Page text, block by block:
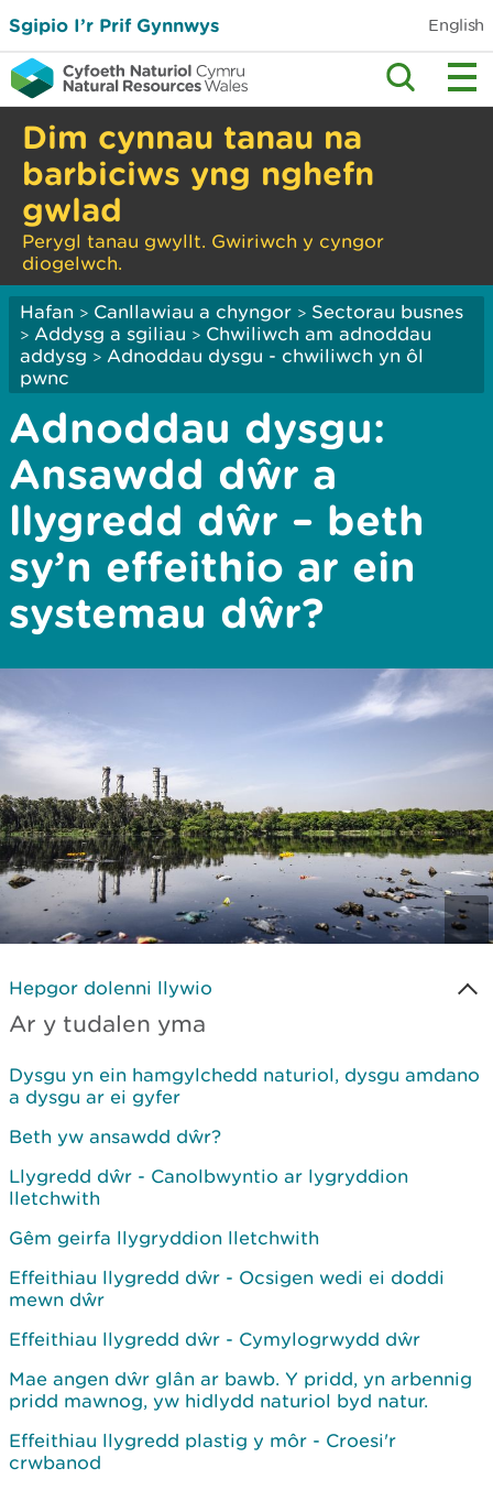
Sgipio I’r Prif Gynnwys English
Dim cynnau tanau na
barbiciws yng nghefn
gwlad
Perygl tanau gwyllt. Gwiriwch y cyngor
diogelwch.
Hafan > Canllawiau a chyngor > Sectorau busnes
> Addysg a sgiliau > Chwiliwch am adnoddau
addysg > Adnoddau dysgu - chwiliwch yn ôl
pwnc
Adnoddau dysgu:
Ansawdd dŵr a
llygredd dŵr – beth
sy’n effeithio ar ein
systemau dŵr?
Hepgor dolenni llywio
Ar y tudalen yma
Dysgu yn ein hamgylchedd naturiol, dysgu amdano
a dysgu ar ei gyfer
Beth yw ansawdd dŵr?
Llygredd dŵr - Canolbwyntio ar lygryddion
lletchwith
Gêm geirfa llygryddion lletchwith
Effeithiau llygredd dŵr - Ocsigen wedi ei doddi
mewn dŵr
Effeithiau llygredd dŵr - Cymylogrwydd dŵr
Mae angen dŵr glân ar bawb. Y pridd, yn arbennig
pridd mawnog, yw hidlydd naturiol byd natur.
Effeithiau llygredd plastig y môr - Croesi'r
crwbanod